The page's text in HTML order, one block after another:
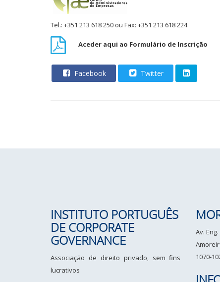
Tel.: +351 213 618 250 ou Fax: +351 213 618 224
Aceder aqui ao Formulário de Inscrição
Facebook Twitter
INSTITUTO PORTUGUÊS
DE CORPORATE
GOVERNANCE
Associação de direito privado, sem fins
lucrativos
Av.
1070-